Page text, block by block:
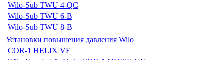
Wilo-Sub TWU 4-QC
Wilo-Sub TWU 6-B
Wilo-Sub TWU 8-B
Установки повышения давления Wilo
COR-1 HELIX VE